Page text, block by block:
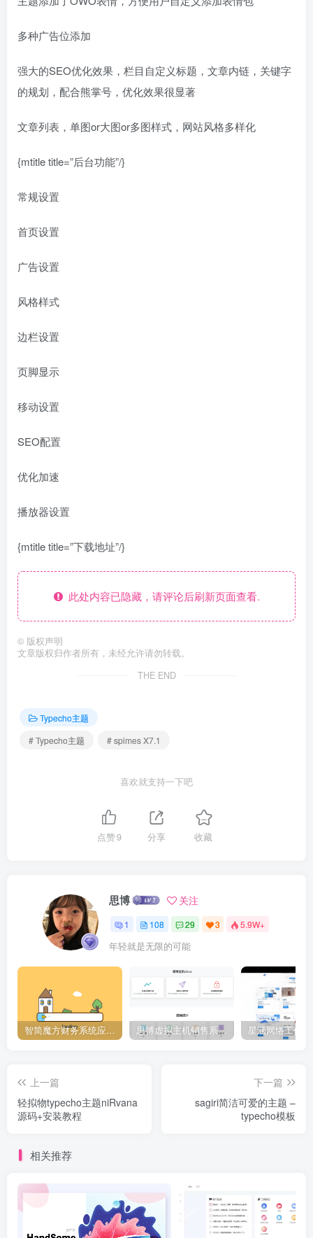
多种广告位添加
强大的SEO优化效果，栏目自定义标题，文章内链，关键字
的规划，配合熊掌号，优化效果很显著
文章列表，单图or大图or多图样式，网站风格多样化
{mtitle title=”后台功能”/}
常规设置
首页设置
广告设置
风格样式
边栏设置
页脚显示
移动设置
SEO配置
优化加速
播放器设置
{mtitle title=”下载地址”/}
此处内容已隐藏，请评论后刷新页面查看.
© 版权声明
文章版权归作者所有，未经允许请勿转载。
THE END
Typecho主题
# Typecho主题
# spimes X7.1
喜欢就支持一下吧
点赞9 分享 收藏
思博 关注
1 108 29 3 5.9W+
年轻就是无限的可能
智简魔方财务系统应用下载中心,插件大全 思博虚拟主机销售系统2.6.1[正式下线]-请使用思博业务系统免费授权
上一篇
轻拟物typecho主题niRvana
源码+安装教程
下一篇
sagiri简洁可爱的主题 –
typecho模板
相关推荐